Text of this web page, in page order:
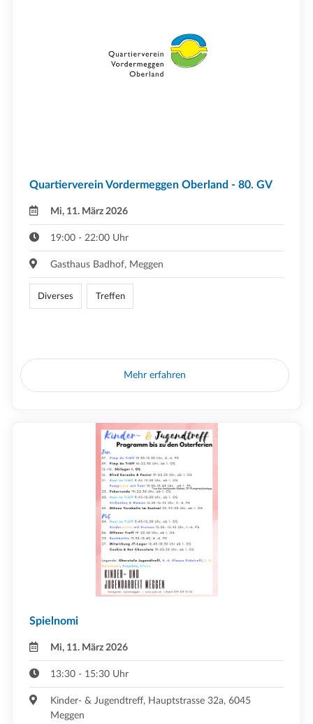
Quartierverein Vordermeggen Oberland - 80. GV
Mi, 11. März 2026
19:00 - 22:00 Uhr
Gasthaus Badhof, Meggen
Diverses Treffen
Mehr erfahren
Spielnomi
Mi, 11. März 2026
13:30 - 15:30 Uhr
Kinder- & Jugendtreff, Hauptstrasse 32a, 6045
Meggen